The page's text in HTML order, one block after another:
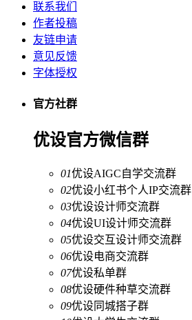
联系我们
作者投稿
友链申请
意见反馈
字体授权
官方社群
优设官方微信群
01优设AIGC自学交流群
02优设小红书个人IP交流群
03优设设计师交流群
04优设UI设计师交流群
05优设交互设计师交流群
06优设电商交流群
07优设私单群
08优设硬件种草交流群
09优设同城搭子群